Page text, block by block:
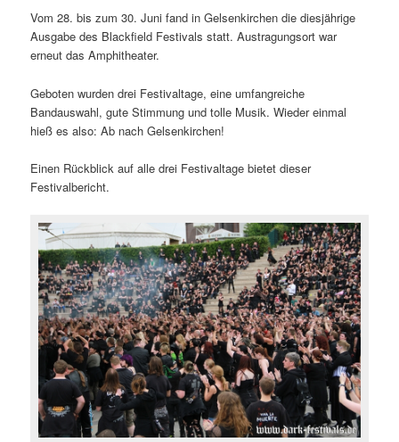
Vom 28. bis zum 30. Juni fand in Gelsenkirchen die diesjährige
Ausgabe des Blackfield Festivals statt. Austragungsort war
erneut das Amphitheater.
Geboten wurden drei Festivaltage, eine umfangreiche
Bandauswahl, gute Stimmung und tolle Musik. Wieder einmal
hieß es also: Ab nach Gelsenkirchen!
Einen Rückblick auf alle drei Festivaltage bietet dieser
Festivalbericht.